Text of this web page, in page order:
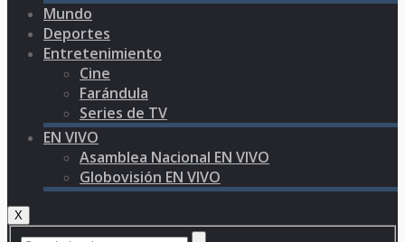
Mundo
Deportes
Entretenimiento
Cine
Farándula
Series de TV
EN VIVO
Asamblea Nacional EN VIVO
Globovisión EN VIVO
X